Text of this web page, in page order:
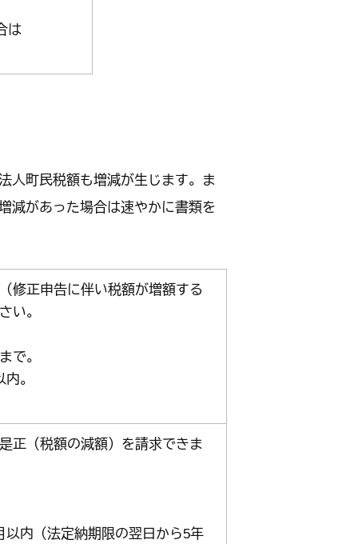
は
人町民税額も増減が生じます。ま
減があった場合は速やかに書類を
修正申告に伴い税額が増額する
い。
で。
。
正（税額の減額）を請求できま
以内（法定納期限の翌日から5年